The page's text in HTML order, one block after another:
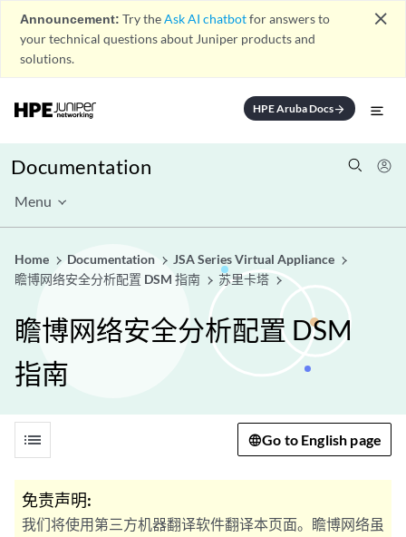
Announcement: Try theAsk AI chatbotfor answers to
your technical questions about Juniper products and
solutions.
close
HPE Aruba Docsarrow_forward
Documentation
Menu
Home Documentation
JSA Series Virtual Appliance
瞻博网络安全分析配置 DSM 指南
苏里卡塔
瞻博网络安全分析配置 DSM
指南
list Go to English page
免责声明:
我们将使用第三方机器翻译软件翻译本页面。瞻博网络虽